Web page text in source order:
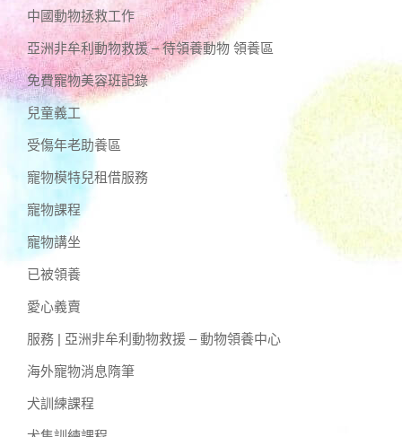
中國動物拯救工作
亞洲非牟利動物救援 – 待領養動物 領養區
免費寵物美容班記錄
兒童義工
受傷年老助養區
寵物模特兒租借服務
寵物課程
寵物講坐
已被領養
愛心義賣
服務 | 亞洲非牟利動物救援 – 動物領養中心
海外寵物消息隋筆
犬訓練課程